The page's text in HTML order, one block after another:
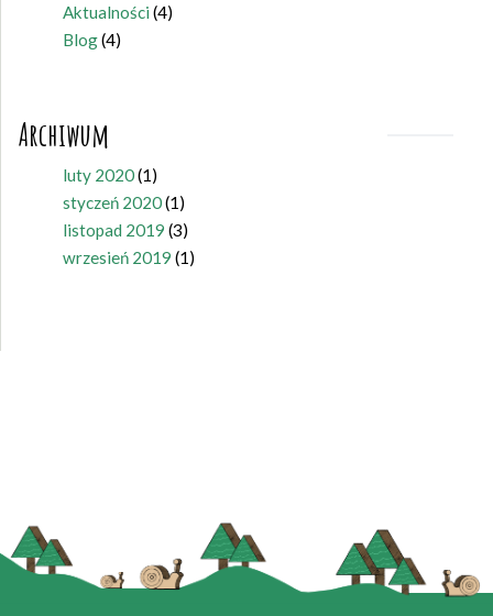
Aktualności(4)
Blog(4)
Archiwum
luty 2020(1)
styczeń 2020(1)
listopad 2019 (3)
wrzesień 2019 (1)